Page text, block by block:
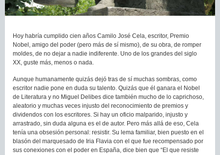
Hoy habría cumplido cien años Camilo José Cela, escritor, Premio
Nobel, amigo del poder (pero más de sí mismo), de su obra, de romper
moldes, de no dejar a nadie indiferente. Uno de los grandes del siglo
XX, guste más, menos o nada.
Aunque humanamente quizás dejó tras de sí muchas sombras, como
escritor nadie pone en duda su talento. Quizás que él ganara el Nobel
de Literatura y no Miguel Delibes dice también mucho de lo caprichoso,
aleatorio y muchas veces injusto del reconocimiento de premios y
dividendos con los escritores. Si hay un oficio malparido, injusto y
arrastrado, sin duda alguna es el de autor. Pero más allá de eso, Cela
tenía una obsesión personal: resistir. Su lema familiar, bien puesto en el
blasón del marquesado de Iria Flavia con el que fue recompensado por
sus conexiones con el poder en España, dice bien que “El que resiste